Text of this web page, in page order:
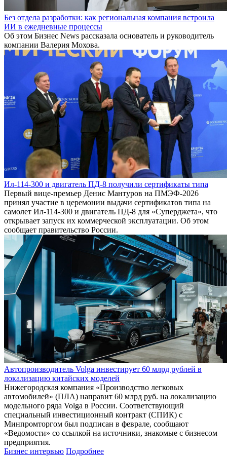
Без отдела разработки: как региональная компания встроила
ИИ в ежедневные процессы
Об этом Бизнес News рассказала основатель и руководитель
компании Валерия Мохова.
Ил-114-300 и двигатель ПД-8 получили сертификаты типа
Первый вице-премьер Денис Мантуров на ПМЭФ-2026
принял участие в церемонии выдачи сертификатов типа на
самолет Ил-114-300 и двигатель ПД-8 для «Суперджета», что
открывает запуск их коммерческой эксплуатации. Об этом
сообщает правительство России.
Автопроизводитель Volga инвестирует 60 млрд рублей в
локализацию китайских моделей
Нижегородская компания «Производство легковых
автомобилей» (ПЛА) направит 60 млрд руб. на локализацию
модельного ряда Volga в России. Соответствующий
специальный инвестиционный контракт (СПИК) с
Минпромторгом был подписан в феврале, сообщают
«Ведомости» со ссылкой на источники, знакомые с бизнесом
предприятия.
Бизнес интервью Подробнее